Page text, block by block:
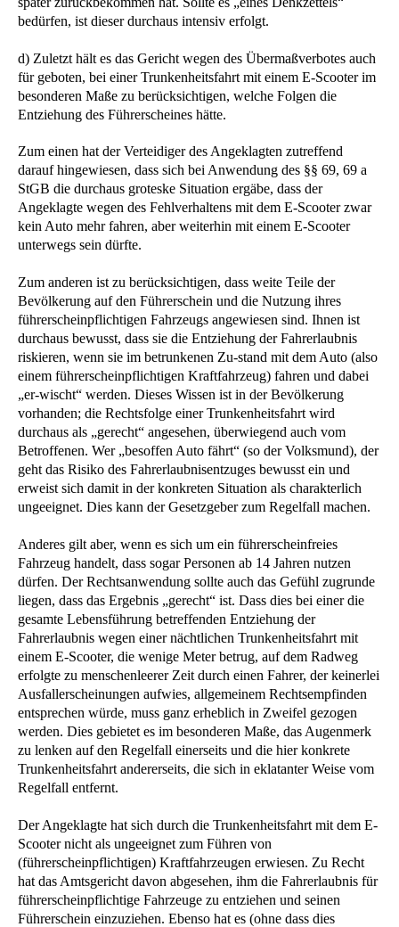
bedürfen, ist dieser durchaus intensiv erfolgt.
d) Zuletzt hält es das Gericht wegen des Übermaßverbotes auch
für geboten, bei einer Trunkenheitsfahrt mit einem E-Scooter im
besonderen Maße zu berücksichtigen, welche Folgen die
Entziehung des Führerscheines hätte.
Zum einen hat der Verteidiger des Angeklagten zutreffend
darauf hingewiesen, dass sich bei Anwendung des §§ 69, 69 a
StGB die durchaus groteske Situation ergäbe, dass der
Angeklagte wegen des Fehlverhaltens mit dem E-Scooter zwar
kein Auto mehr fahren, aber weiterhin mit einem E-Scooter
unterwegs sein dürfte.
Zum anderen ist zu berücksichtigen, dass weite Teile der
Bevölkerung auf den Führerschein und die Nutzung ihres
führerscheinpflichtigen Fahrzeugs angewiesen sind. Ihnen ist
durchaus bewusst, dass sie die Entziehung der Fahrerlaubnis
riskieren, wenn sie im betrunkenen Zu-stand mit dem Auto (also
einem führerscheinpflichtigen Kraftfahrzeug) fahren und dabei
„er-wischt“ werden. Dieses Wissen ist in der Bevölkerung
vorhanden; die Rechtsfolge einer Trunkenheitsfahrt wird
durchaus als „gerecht“ angesehen, überwiegend auch vom
Betroffenen. Wer „besoffen Auto fährt“ (so der Volksmund), der
geht das Risiko des Fahrerlaubnisentzuges bewusst ein und
erweist sich damit in der konkreten Situation als charakterlich
ungeeignet. Dies kann der Gesetzgeber zum Regelfall machen.
Anderes gilt aber, wenn es sich um ein führerscheinfreies
Fahrzeug handelt, dass sogar Personen ab 14 Jahren nutzen
dürfen. Der Rechtsanwendung sollte auch das Gefühl zugrunde
liegen, dass das Ergebnis „gerecht“ ist. Dass dies bei einer die
gesamte Lebensführung betreffenden Entziehung der
Fahrerlaubnis wegen einer nächtlichen Trunkenheitsfahrt mit
einem E-Scooter, die wenige Meter betrug, auf dem Radweg
erfolgte zu menschenleerer Zeit durch einen Fahrer, der keinerlei
Ausfallerscheinungen aufwies, allgemeinem Rechtsempfinden
entsprechen würde, muss ganz erheblich in Zweifel gezogen
werden. Dies gebietet es im besonderen Maße, das Augenmerk
zu lenken auf den Regelfall einerseits und die hier konkrete
Trunkenheitsfahrt andererseits, die sich in eklatanter Weise vom
Regelfall entfernt.
Der Angeklagte hat sich durch die Trunkenheitsfahrt mit dem E-
Scooter nicht als ungeeignet zum Führen von
(führerscheinpflichtigen) Kraftfahrzeugen erwiesen. Zu Recht
hat das Amtsgericht davon abgesehen, ihm die Fahrerlaubnis für
führerscheinpflichtige Fahrzeuge zu entziehen und seinen
Führerschein einzuziehen. Ebenso hat es (ohne dass dies